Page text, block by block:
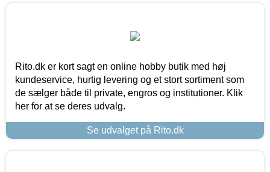
Rito.dk er kort sagt en online hobby butik med høj
kundeservice, hurtig levering og et stort sortiment som
de sælger både til private, engros og institutioner. Klik
her for at se deres udvalg.
Se udvalget på Rito.dk